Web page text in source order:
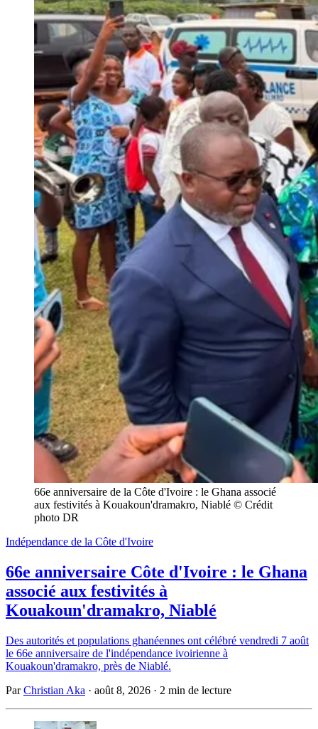
66e anniversaire de la Côte d'Ivoire : le Ghana associé
aux festivités à Kouakoun'dramakro, Niablé © Crédit
photo DR
Indépendance de la Côte d'Ivoire
66e anniversaire Côte d'Ivoire : le Ghana
associé aux festivités à
Kouakoun'dramakro, Niablé
Des autorités et populations ghanéennes ont célébré vendredi 7 août
le 66e anniversaire de l'indépendance ivoirienne à
Kouakoun'dramakro, près de Niablé.
ParChristian Aka · août 8, 2026 · 2 min de lecture